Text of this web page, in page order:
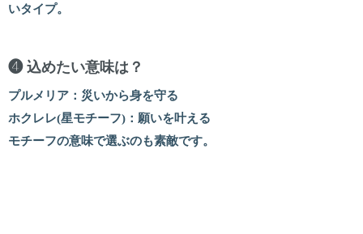
いタイプ。
❹ 込めたい意味は？
プルメリア：災いから身を守る
ホクレレ(星モチーフ)：願いを叶える
モチーフの意味で選ぶのも素敵です。